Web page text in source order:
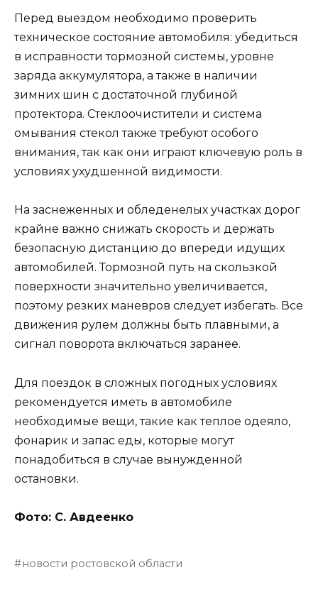
Перед выездом необходимо проверить
техническое состояние автомобиля: убедиться
в исправности тормозной системы, уровне
заряда аккумулятора, а также в наличии
зимних шин с достаточной глубиной
протектора. Стеклоочистители и система
омывания стекол также требуют особого
внимания, так как они играют ключевую роль в
условиях ухудшенной видимости.
На заснеженных и обледенелых участках дорог
крайне важно снижать скорость и держать
безопасную дистанцию до впереди идущих
автомобилей. Тормозной путь на скользкой
поверхности значительно увеличивается,
поэтому резких маневров следует избегать. Все
движения рулем должны быть плавными, а
сигнал поворота включаться заранее.
Для поездок в сложных погодных условиях
рекомендуется иметь в автомобиле
необходимые вещи, такие как теплое одеяло,
фонарик и запас еды, которые могут
понадобиться в случае вынужденной
остановки.
Фото: С. Авдеенко
новости ростовской области